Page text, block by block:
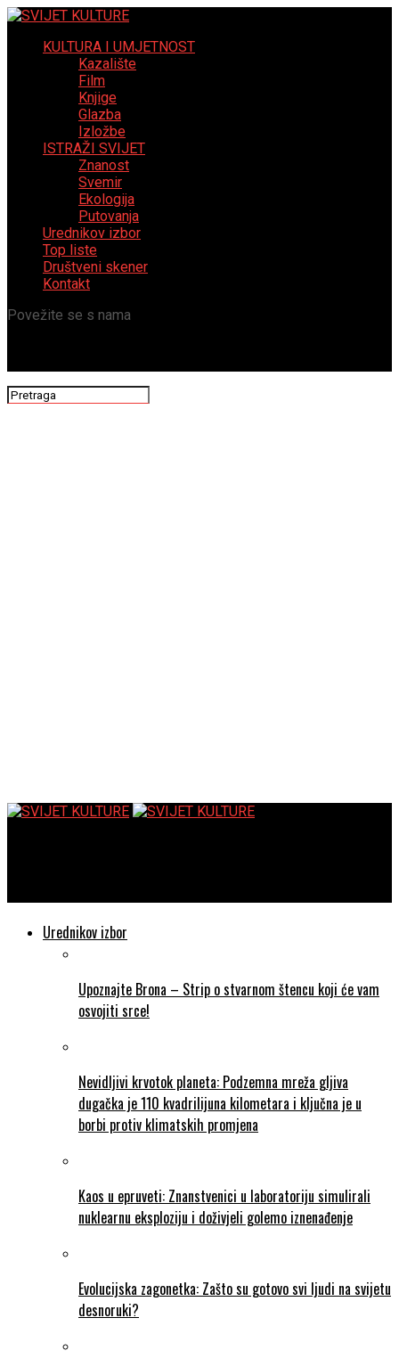
KULTURA I UMJETNOST
Kazalište
Film
Knjige
Glazba
Izložbe
ISTRAŽI SVIJET
Znanost
Svemir
Ekologija
Putovanja
Urednikov izbor
Top liste
Društveni skener
Kontakt
Povežite se s nama
Urednikov izbor
Upoznajte Brona – Strip o stvarnom štencu koji će vam
osvojiti srce!
Nevidljivi krvotok planeta: Podzemna mreža gljiva
dugačka je 110 kvadrilijuna kilometara i ključna je u
borbi protiv klimatskih promjena
Kaos u epruveti: Znanstvenici u laboratoriju simulirali
nuklearnu eksploziju i doživjeli golemo iznenađenje
Evolucijska zagonetka: Zašto su gotovo svi ljudi na svijetu
desnoruki?